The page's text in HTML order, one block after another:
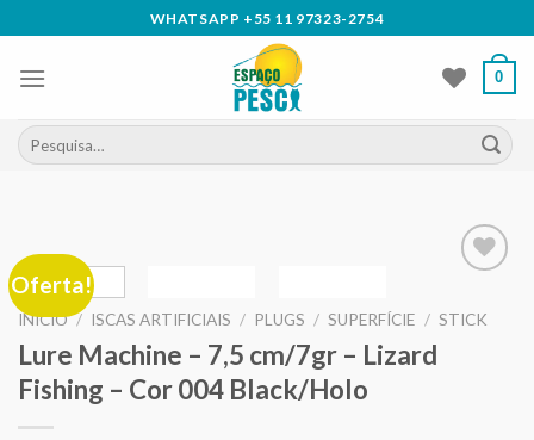
to
content
WHATSAPP +55 11 97323-2754
0
Pesquisar
por:
Oferta!
aos meus
INÍCIO / ISCAS ARTIFICIAIS / PLUGS / SUPERFÍCIE / STICK
Lure Machine – 7,5 cm/7gr – Lizard
Fishing – Cor 004 Black/Holo